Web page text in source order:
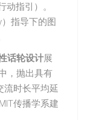
指引）。
指导下的图
话轮设计展
，抛出具有
流时长平均延
传播学系建